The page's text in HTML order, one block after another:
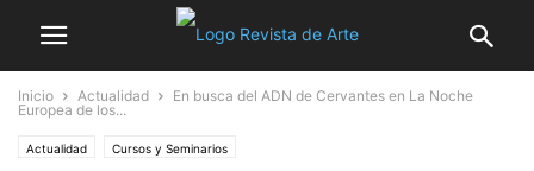
Inicio Actualidad
En busca del ADN de Cervantes en La Noche
Europea de los...
Actualidad Cursos y Seminarios